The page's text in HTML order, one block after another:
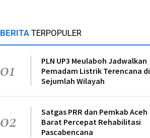
BERITA TERPOPULER
01
PLN UP3 Meulaboh Jadwalkan
Pemadam Listrik Terencana di
Sejumlah Wilayah
02
Satgas PRR dan Pemkab Aceh
Barat Percepat Rehabilitasi
Pascabencana